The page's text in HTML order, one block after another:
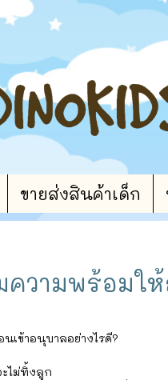
ขายส่งสินค้าเด็ก
ความพร้อมใ
เข้าอนุบาลอย่างไรดี?
ไม่ทิ้งลูก